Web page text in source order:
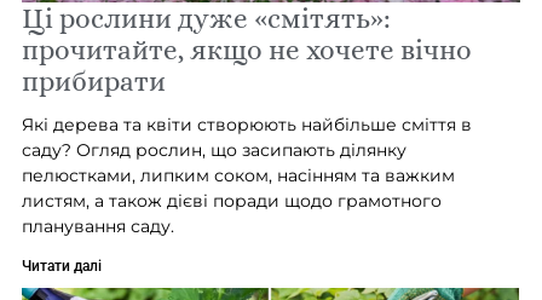
Ці рослини дуже «смітять»:
прочитайте, якщо не хочете вічно
прибирати
Які дерева та квіти створюють найбільше сміття в
саду? Огляд рослин, що засипають ділянку
пелюстками, липким соком, насінням та важким
листям, а також дієві поради щодо грамотного
планування саду.
Читати далі